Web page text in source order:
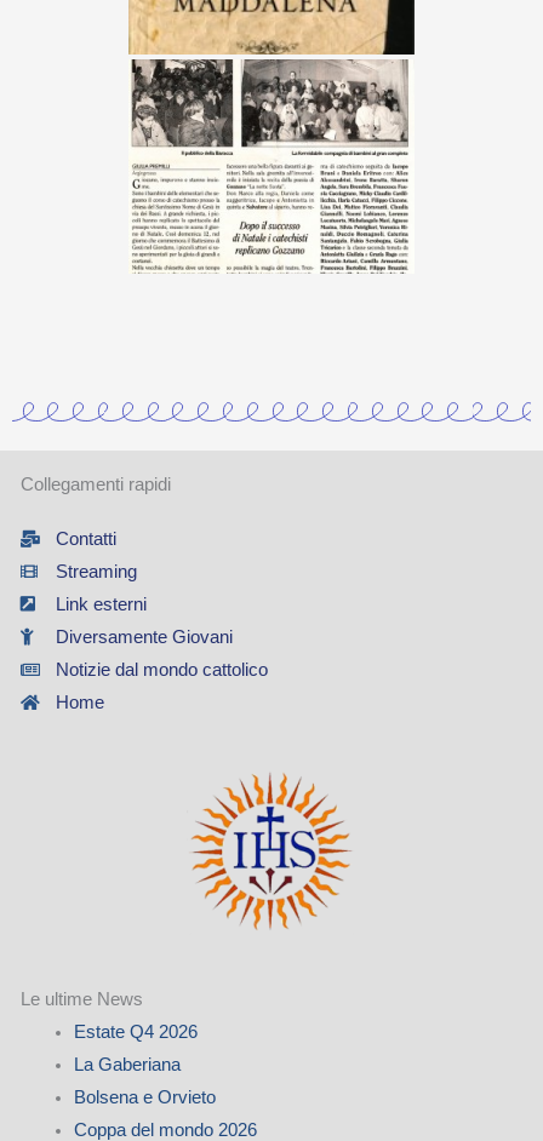
Collegamenti rapidi
Contatti
Streaming
Link esterni
Diversamente Giovani
Notizie dal mondo cattolico
Home
Le ultime News
Estate Q4 2026
La Gaberiana
Bolsena e Orvieto
Coppa del mondo 2026